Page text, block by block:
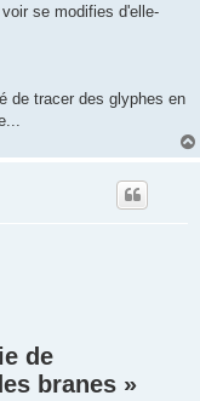
se modifies d'elle-
de tracer des glyphes en
de
branes »